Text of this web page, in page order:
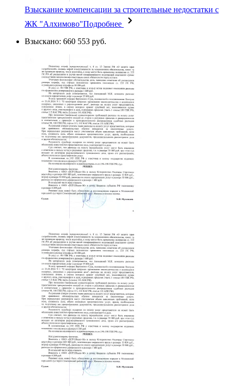
Взыскание компенсации за строительные недостатки с
ЖК "Алхимово"Подробнее
Взыскано: 660 553 руб.